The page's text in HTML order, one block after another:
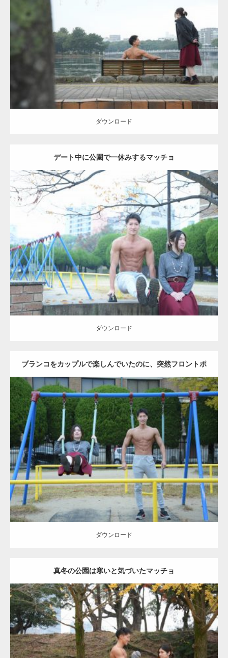
公園のマッチョ AKIHITO(細マッチョ) 背中
ダウンロード
ダウンロード
デート中に公園で一休みするマッチョ
Update:2021.07.6
Category:公園のマッチョ その他 AKIHITO(細マッチョ) 腹筋
ダウンロード
ダウンロード
ブランコをカップルで楽しんでいたのに、突然フロントポ
ーズをするマッチョ
Update: 2021.07.6
Category:公園のマッチョ その他 AKIHITO(細マッチョ) 腹筋 大胸筋
ダウンロード
ダウンロード
真冬の公園は寒いと気づいたマッチョ
Update: 2021.07.8
Category:公園のマッチョ その他 AKIHITO(細マッチョ) 上腕三頭筋
肩